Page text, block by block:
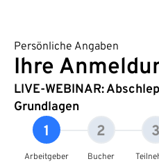
Persönliche Angaben
Ihre
LIVE-WEBINAR:
Grundlagen
1
Arbeitgeber
2
Bucher
3